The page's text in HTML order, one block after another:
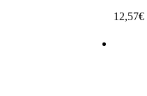
12,57€